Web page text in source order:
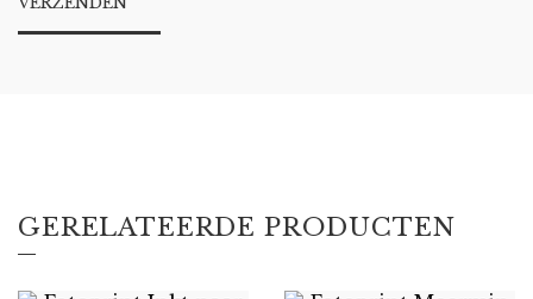
GERELATEERDE PRODUCTEN